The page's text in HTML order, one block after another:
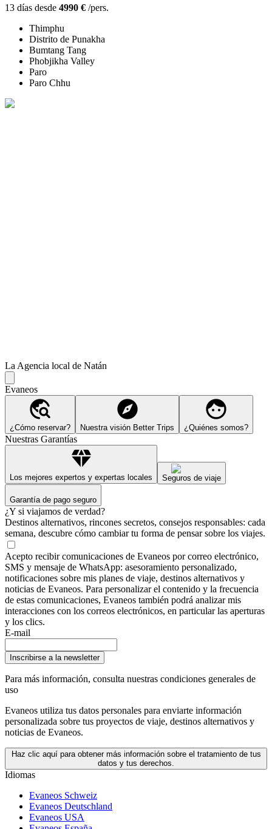
13 días desde 4990 € /pers.
Thimphu
Distrito de Punakha
Bumtang Tang
Phobjikha Valley
Paro
Paro Chhu
La Agencia local de Natán
Evaneos
¿Cómo reservar? Nuestra visión Better Trips ¿Quiénes somos?
Nuestras Garantías
Los mejores expertos y expertas locales Seguros de viaje
Garantía de pago seguro
¿Y si viajamos de verdad?
Destinos alternativos, rincones secretos, consejos responsables: cada
semana, descubre cómo cambiar tu forma de pensar sobre los viajes.
Acepto recibir comunicaciones de Evaneos por correo electrónico,
SMS y mensaje de WhatsApp: asesoramiento personalizado,
notificaciones sobre mis planes de viaje, destinos alternativos y
noticias de Evaneos. Para personalizar el contenido y la frecuencia
de estas comunicaciones, Evaneos también podrá analizar mis
interacciones con los correos electrónicos, en particular las aperturas
y los clics.
E-mail
Inscribirse a la newsletter
Para más información, consulta nuestras condiciones generales de
uso
Evaneos utiliza tus datos personales para enviarte información
personalizada sobre tus proyectos de viaje, destinos alternativos y
noticias de Evaneos.
Haz clic aquí para obtener más información sobre el tratamiento de tus
datos y tus derechos.
Idiomas
Evaneos Schweiz
Evaneos Deutschland
Evaneos USA